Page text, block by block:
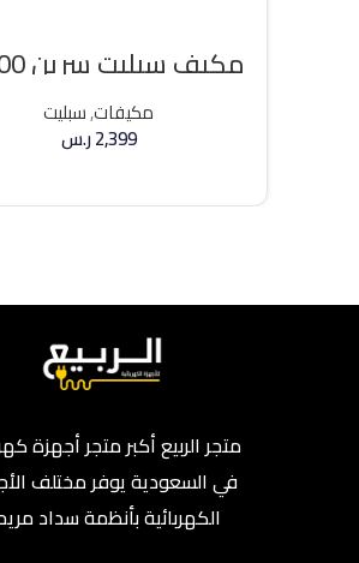
مكيف وحده بارد
مكيفات,سبليت
2,399ر.س
متجر الربيع أكبر متجر أجهزة
في السعودية يوفر مختلف
الكهربائية بأنظمة سداد